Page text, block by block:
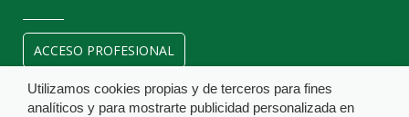
ACCESO PROFESIONAL
Utilizamos cookies propias y de terceros para fines
analíticos y para mostrarte publicidad personalizada en